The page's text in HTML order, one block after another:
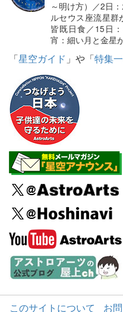
～明け方）／2日
ルセウス座流星
皆既日食／15日
宵：細い月と金星
「星空ガイド 」や「特集
このサイトについて お